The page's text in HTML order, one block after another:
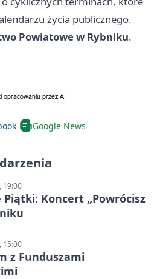
życia publicznego.
Powiatowe w Rybniku.
Google News
19:00
Piątki: Koncert „Powrócisz
15:00
z Funduszami